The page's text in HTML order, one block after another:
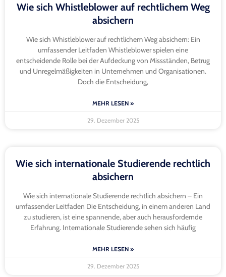
Wie sich Whistleblower auf rechtlichem Weg
absichern
Wie sich Whistleblower auf rechtlichem Weg absichern: Ein
umfassender Leitfaden Whistleblower spielen eine
entscheidende Rolle bei der Aufdeckung von Missständen, Betrug
und Unregelmäßigkeiten in Unternehmen und Organisationen.
Doch die Entscheidung,
MEHR LESEN »
29. Dezember 2025
Wie sich internationale Studierende rechtlich
absichern
Wie sich internationale Studierende rechtlich absichern – Ein
umfassender Leitfaden Die Entscheidung, in einem anderen Land
zu studieren, ist eine spannende, aber auch herausfordernde
Erfahrung. Internationale Studierende sehen sich häufig
MEHR LESEN »
29. Dezember 2025